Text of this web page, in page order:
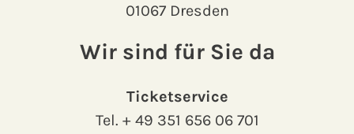
01067 Dresden
Wir sind für Sie da
Ticketservice
Tel. + 49 351 656 06 701